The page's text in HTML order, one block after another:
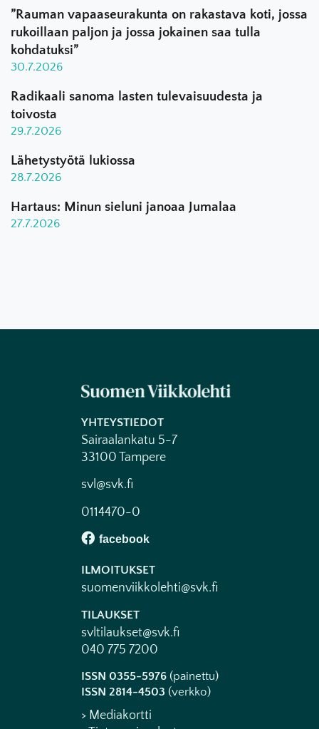
”Rauman vapaaseurakunta on rakastava koti, jossa
rukoillaan paljon ja jossa jokainen saa tulla
kohdatuksi”
30.7.2026
Radikaali sanoma lasten tulevaisuudesta ja
toivosta
29.7.2026
Lähetystyötä lukiossa
28.7.2026
Hartaus: Minun sieluni janoaa Jumalaa
27.7.2026
YHTEYSTIEDOT
Sairaalankatu 5-7
33100 Tampere
svl@svk.fi
0114470-0
ILMOITUKSET
suomenviikkolehti@svk.fi
TILAUKSET
svltilaukset@svk.fi
040 775 7200
ISSN 0355-5976 (painettu)
ISSN 2814-4503 (verkko)
> Mediakortti